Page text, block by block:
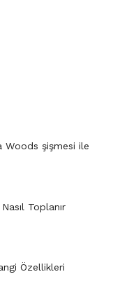
Woods şişmesi ile
Toplanır
Özellikleri